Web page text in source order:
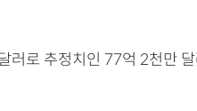
러로 추정치인 77억 2천만